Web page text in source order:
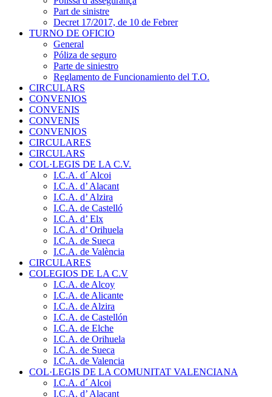
Part de sinistre
Decret 17/2017, de 10 de Febrer
TURNO DE OFICIO
General
Póliza de seguro
Parte de siniestro
Reglamento de Funcionamiento del T.O.
CIRCULARS
CONVENIOS
CONVENIS
CONVENIS
CONVENIOS
CIRCULARES
CIRCULARS
COL·LEGIS DE LA C.V.
I.C.A. d´ Alcoi
I.C.A. d’ Alacant
I.C.A. d’ Alzira
I.C.A. de Castelló
I.C.A. d’ Elx
I.C.A. d’ Orihuela
I.C.A. de Sueca
I.C.A. de València
CIRCULARES
COLEGIOS DE LA C.V
I.C.A. de Alcoy
I.C.A. de Alicante
I.C.A. de Alzira
I.C.A. de Castellón
I.C.A. de Elche
I.C.A. de Orihuela
I.C.A. de Sueca
I.C.A. de Valencia
COL·LEGIS DE LA COMUNITAT VALENCIANA
I.C.A. d´ Alcoi
I.C.A. d’ Alacant